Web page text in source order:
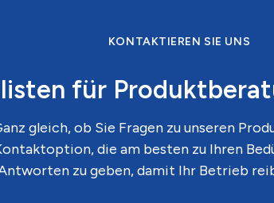
KONTAKTIEREN SIE UNS
für
gleich, ob Sie Fragen zu unseren
die am besten zu Ihren
zu geben, damit Ihr Betrieb